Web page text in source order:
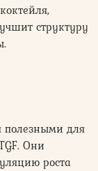
структуру
полезными для
Они
роста